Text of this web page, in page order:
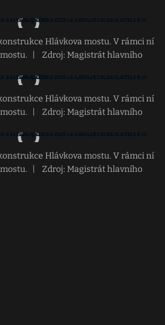
Hlávkova mostu. V rámci ní
Zdroj: Magistrát hlavního
Hlávkova mostu. V rámci ní
Zdroj: Magistrát hlavního
Hlávkova mostu. V rámci ní
Zdroj: Magistrát hlavního